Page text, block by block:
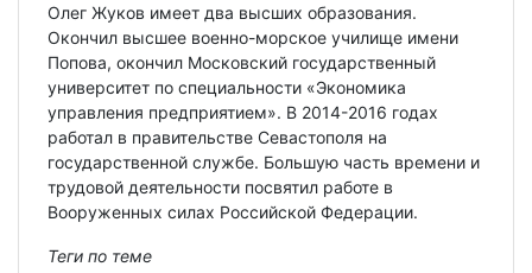
Олег Жуков имеет два высших образования.
Окончил высшее военно-морское училище имени
Попова, окончил Московский государственный
университет по специальности «Экономика
управления предприятием». В 2014-2016 годах
работал в правительстве Севастополя на
государственной службе. Большую часть времени и
трудовой деятельности посвятил работе в
Вооруженных силах Российской Федерации.
Теги по теме